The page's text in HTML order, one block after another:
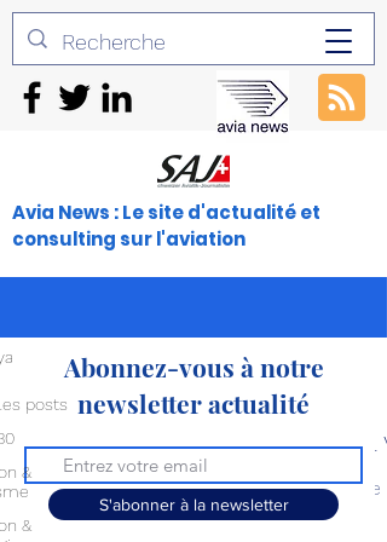
Avia News : Le site d'actualité et
consulting sur l'aviation
posts
&
&
J-35
Posts à
Découvrez d'autres catégories
Abonnez-vous à notre
newsletter actualité
S'abonner à la newsletter